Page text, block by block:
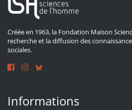
Créée en 1963, la Fondation Maison
recherche et la diffusion des
sociales.
Informations